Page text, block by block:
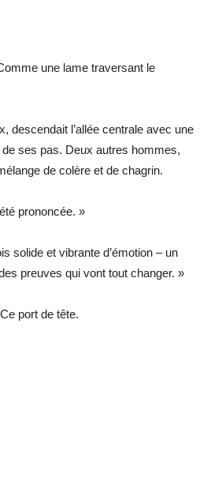
une lame traversant le
descendait l’allée centrale avec une
ses pas. Deux autres hommes,
de colère et de chagrin.
prononcée. »
solide et vibrante d’émotion – un
preuves qui vont tout changer. »
port de tête.